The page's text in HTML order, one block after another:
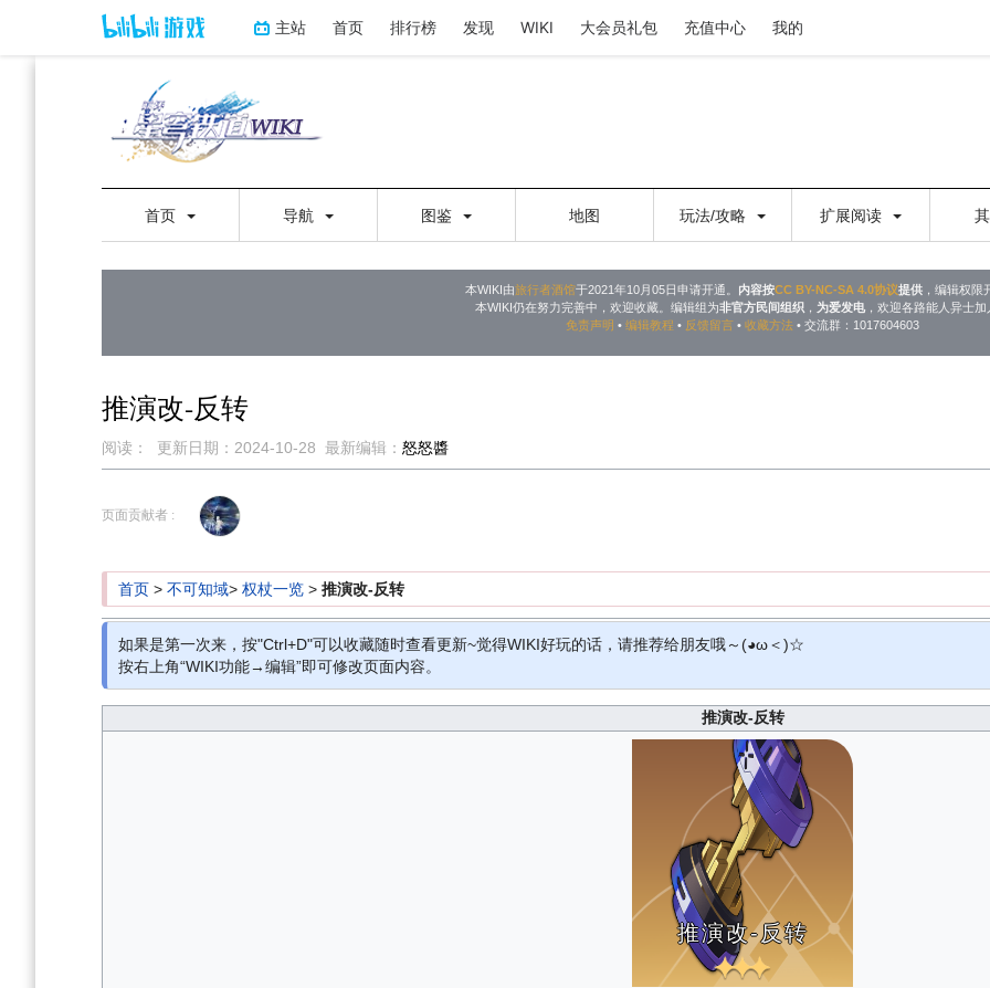
主站 首页 排行榜 发现 WIKI 大会员礼包 充值中心 我的
首页 导航 图鉴 地图 玩法/攻略 扩展阅读
本WIKI由旅行者酒馆于2021年10月05日申请开通。 内容按CC BY-NC-SA 4.0协议提供 ，编辑权限
本WIKI仍在努力完善中，欢迎收藏。编辑组为非官方民间组织， 为爱发电，欢迎各路能人异士加
免责声明 • 编辑教程 • 反馈留言 • 收藏方法 • 交流群：1017604603
推演改-反转
阅读： 更新日期： 2024-10-28 最新编辑： 怒怒醬
到
到
页面贡献者 :
首页 > 不可知域> 权杖一览 > 推演改-反转
如果是第一次来，按"Ctrl+D"可以收藏随时查看更新~觉得WIKI好玩的话，请推荐给朋友哦～(◕ω＜)☆
按右上角“WIKI功能→编辑”即可修改页面内容。
推演改-反转
推演改-反转